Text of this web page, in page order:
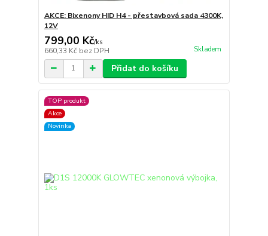
AKCE: Bixenony HID H4 - přestavbová sada 4300K,
12V
799,00 Kč/ks
660,33 Kč bez DPH Skladem
Přidat do košíku
TOP produkt
Akce
Novinka